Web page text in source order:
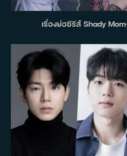
เรื่องย่อซีรีส์ Shady